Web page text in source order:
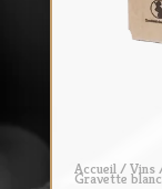
Accueil/Vins
Gravette